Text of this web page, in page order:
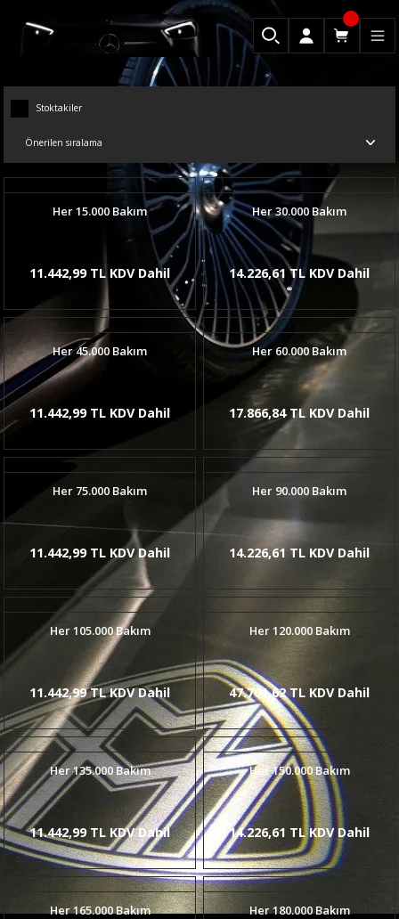
Stoktakiler
Her 15.000 Bakım
11.442,99 TL KDV Dahil
Her 30.000 Bakım
14.226,61 TL KDV Dahil
Her 45.000 Bakım
11.442,99 TL KDV Dahil
Her 60.000 Bakım
17.866,84 TL KDV Dahil
Her 75.000 Bakım
11.442,99 TL KDV Dahil
Her 90.000 Bakım
14.226,61 TL KDV Dahil
Her 105.000 Bakım
11.442,99 TL KDV Dahil
Her 120.000 Bakım
47.701,62 TL KDV Dahil
Her 135.000 Bakım
11.442,99 TL KDV Dahil
Her 150.000 Bakım
14.226,61 TL KDV Dahil
Her 165.000 Bakım Her 180.000 Bakım